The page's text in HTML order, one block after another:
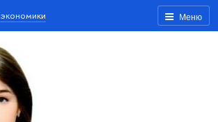
Меню